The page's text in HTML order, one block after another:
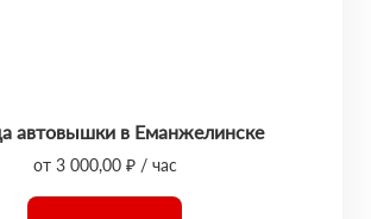
автовышки в Еманжелинске
от 3 000,00 ₽ / час